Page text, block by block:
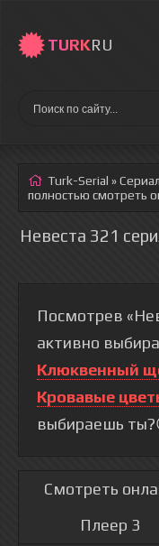
TURKRU
Turk-Serial »
полностью смотреть
Невеста 321
Посмотрев
активно
Клюквенный
Кровавые
выбираешь
Смотреть
Плеер 3